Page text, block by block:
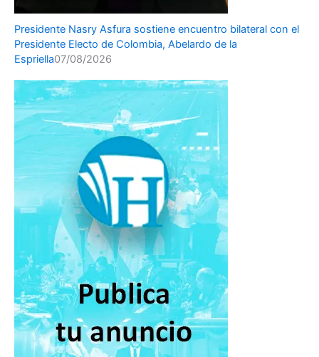
Presidente Nasry Asfura sostiene encuentro bilateral con el
Presidente Electo de Colombia, Abelardo de la
Espriella07/08/2026